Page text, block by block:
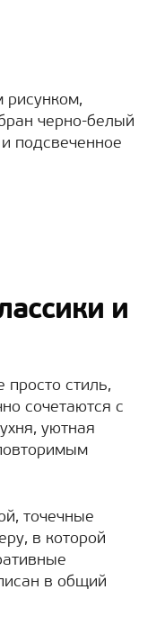
рисунком,
черно-белый
подсвеченное
и
стиль,
сочетаются с
уютная
точечные
в которой
в общий